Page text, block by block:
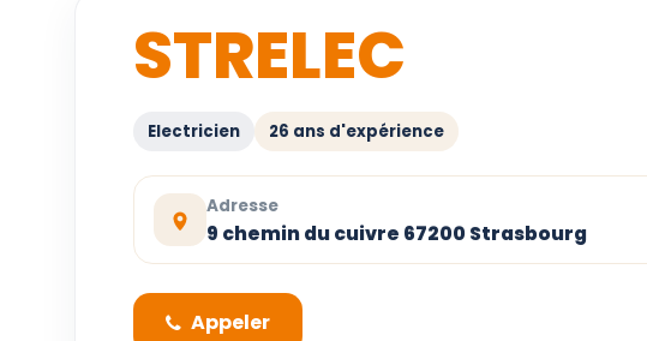
STRELEC
Electricien 26 ans d'expérience
Adresse
9 chemin du cuivre 67200 Strasbourg
Appeler